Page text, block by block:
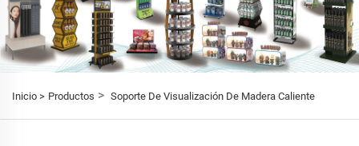
Inicio > Productos > Soporte De Visualización De Madera Caliente